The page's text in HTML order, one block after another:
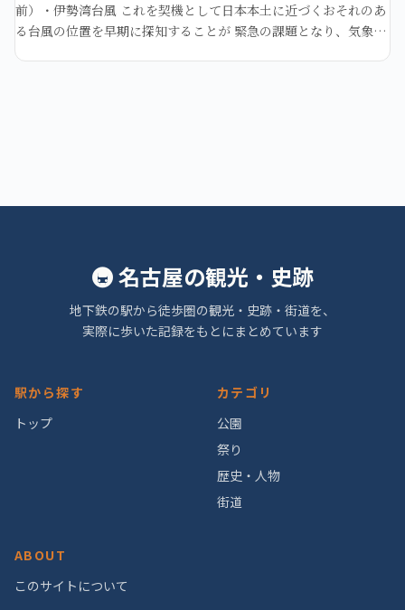
前）・伊勢湾台風 これを契機として日本本土に近づくおそれのあ
る台風の位置を早期に探知することが 緊急の課題となり、気象庁
🚇 名古屋の観光・史跡
地下鉄の駅から徒歩圏の観光・史跡・街道を、
実際に歩いた記録をもとにまとめています
駅から探す
トップ
カテゴリ
公園
祭り
歴史・人物
街道
ABOUT
このサイトについて